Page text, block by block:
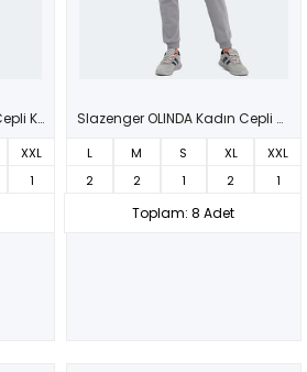
Slazenger OLINDA Kadın Cepli Koyu Gri Eşofman Takımı
XXL
1
Slazenger OLINDA Kadın Cepli Gri Eşofman Takımı
L M S XL
XXL
2
2 1 2 1
Toplam: 8 Adet